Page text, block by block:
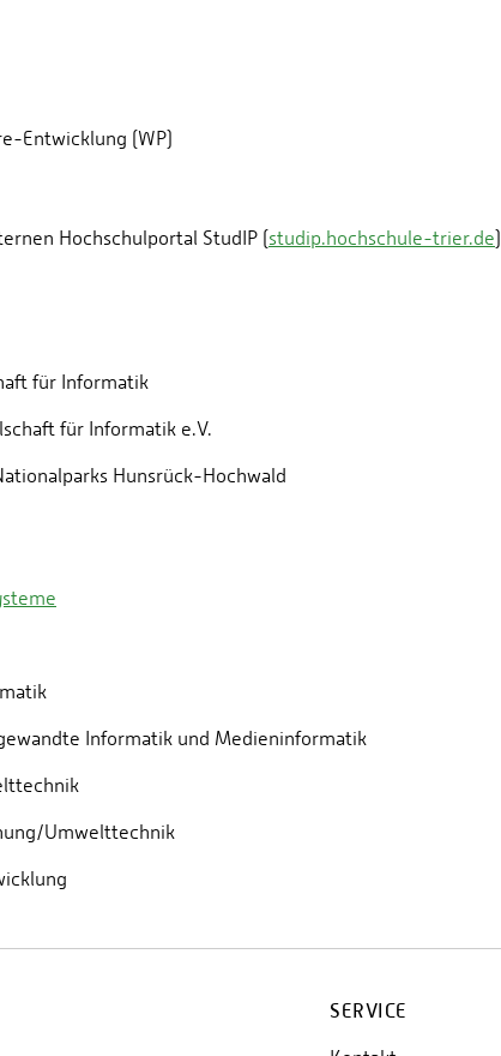
Entwicklung (WP)
Hochschulportal StudIP (studip.hochschule-trier.de)
für Informatik
für Informatik e.V.
Hunsrück-Hochwald
Informatik und Medieninformatik
Umwelttechnik
SERVICE